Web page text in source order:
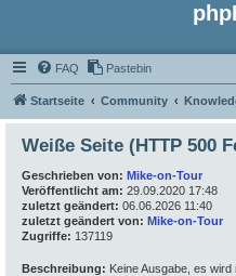
FAQ Pastebin
Startseite Community
Weiße Seite (HTTP 500
Geschrieben von: Mike-on-Tour
Veröffentlicht am: 29.09.2020 17:48
zuletzt geändert: 06.06.2026 11:40
zuletzt geändert von: Mike-on-Tour
Zugriffe: 137119
Beschreibung: Keine Ausgabe, es